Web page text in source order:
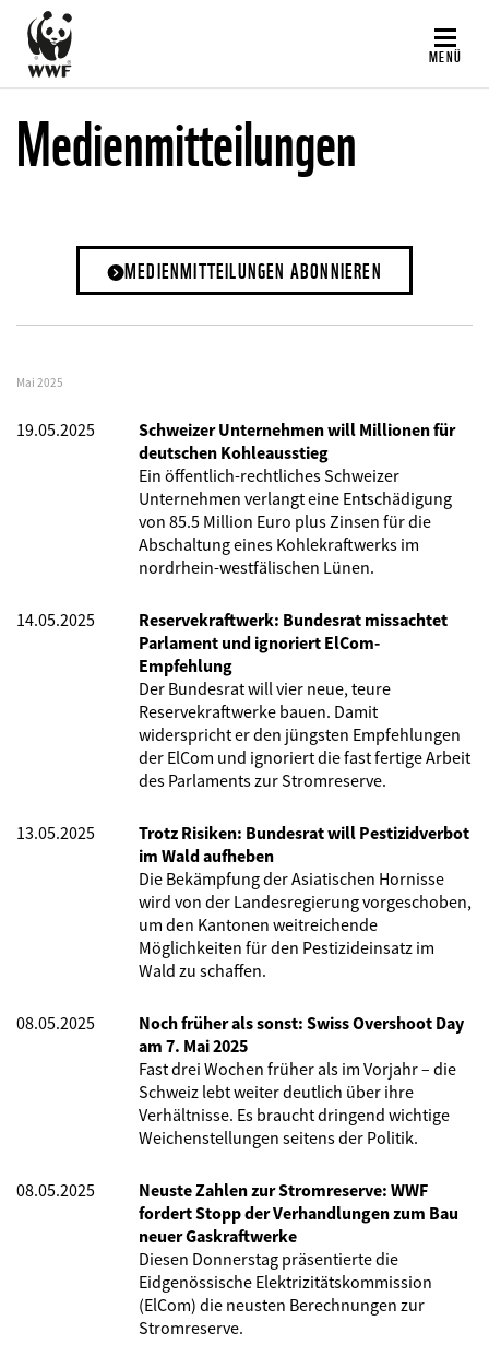
Direkt
zum
Inhalt
MENÜ
Medienmitteilungen
MEDIENMITTEILUNGEN ABONNIEREN
Mai 2025
19.05.2025
Schweizer Unternehmen will Millionen für
deutschen Kohleausstieg
Ein öffentlich-rechtliches Schweizer
Unternehmen verlangt eine Entschädigung
von 85.5 Million Euro plus Zinsen für die
Abschaltung eines Kohlekraftwerks im
nordrhein-westfälischen Lünen.
14.05.2025
Reservekraftwerk: Bundesrat missachtet
Parlament und ignoriert ElCom-
Empfehlung
Der Bundesrat will vier neue, teure
Reservekraftwerke bauen. Damit
widerspricht er den jüngsten Empfehlungen
der ElCom und ignoriert die fast fertige Arbeit
des Parlaments zur Stromreserve.
13.05.2025
Trotz Risiken: Bundesrat will Pestizidverbot
im Wald aufheben
Die Bekämpfung der Asiatischen Hornisse
wird von der Landesregierung vorgeschoben,
um den Kantonen weitreichende
Möglichkeiten für den Pestizideinsatz im
Wald zu schaffen.
08.05.2025
Noch früher als sonst: Swiss Overshoot Day
am 7. Mai 2025
Fast drei Wochen früher als im Vorjahr – die
Schweiz lebt weiter deutlich über ihre
Verhältnisse. Es braucht dringend wichtige
Weichenstellungen seitens der Politik.
08.05.2025
Neuste Zahlen zur Stromreserve: WWF
fordert Stopp der Verhandlungen zum Bau
neuer Gaskraftwerke
Diesen Donnerstag präsentierte die
Eidgenössische Elektrizitätskommission
(ElCom) die neusten Berechnungen zur
Stromreserve.